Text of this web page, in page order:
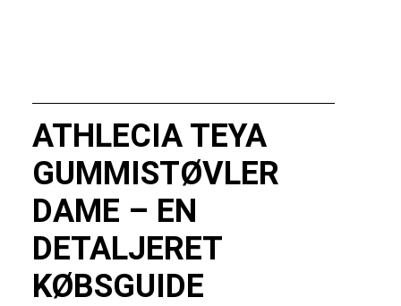
ATHLECIA TEYA
GUMMISTØVLER
DAME – EN
DETALJERET
KØBSGUIDE